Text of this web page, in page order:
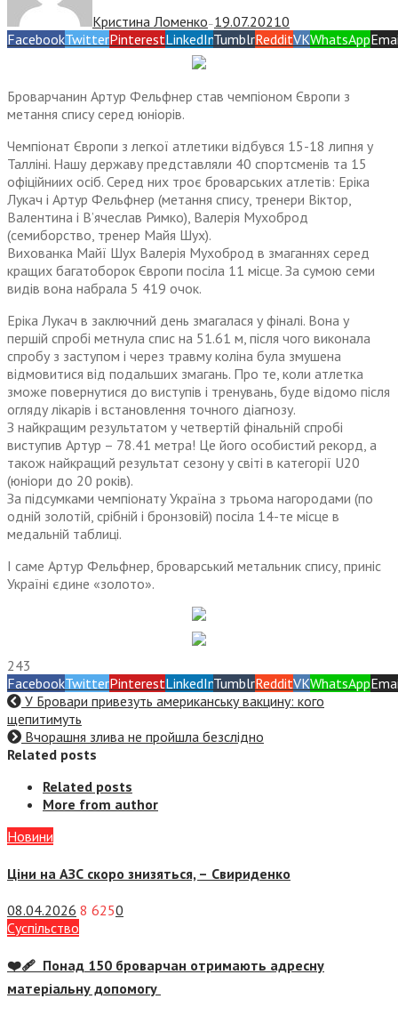
Кристина Ломенко — 19.07.20210
FacebookTwitterPinterestLinkedInTumblrRedditVKWhatsApp
Броварчанин Артур Фельфнер став чемпіоном Європи з
метання спису серед юніорів.
Чемпіонат Європи з легкої атлетики відбувся 15-18 липня у
Талліні. Нашу державу представляли 40 спортсменів та 15
офіційниих осіб. Серед них троє броварських атлетів: Еріка
Лукач і Артур Фельфнер (метання спису, тренери Віктор,
Валентина і В’ячеслав Римко), Валерія Мухоброд
(семиборство, тренер Майя Шух).
Вихованка Майї Шух Валерія Мухоброд в змаганнях серед
кращих багатоборок Європи посіла 11 місце. За сумою семи
видів вона набрала 5 419 очок.
Еріка Лукач в заключний день змагалася у фіналі. Вона у
першій спробі метнула спис на 51.61 м, після чого виконала
спробу з заступом і через травму коліна була змушена
відмовитися від подальших змагань. Про те, коли атлетка
зможе повернутися до виступів і тренувань, буде відомо після
огляду лікарів і встановлення точного діагнозу.
З найкращим результатом у четвертій фінальній спробі
виступив Артур – 78.41 метра! Це його особистий рекорд, а
також найкращий результат сезону у світі в категорії U20
(юніори до 20 років).
За підсумками чемпіонату Україна з трьома нагородами (по
одній золотій, срібній і бронзовій) посіла 14-те місце в
медальній таблиці.
І саме Артур Фельфнер, броварський метальник спису, приніс
Україні єдине «золото».
243
FacebookTwitterPinterestLinkedInTumblrRedditVKWhatsApp
У Бровари привезуть американську вакцину: кого
щепитимуть
Вчорашня злива не пройшла безслідно
Related posts
Related posts
More from author
Новини
Ціни на АЗС скоро знизяться, – Свириденко
08.04.2026 8 6250
Суспiльство
❤️‍🩹 Понад 150 броварчан отримають адресну
матеріальну допомогу